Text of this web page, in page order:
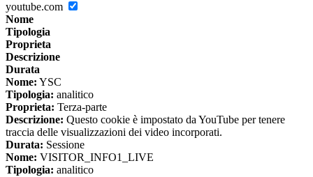
youtube.com
Nome
Tipologia
Proprieta
Descrizione
Durata
Nome: YSC
Tipologia: analitico
Proprieta: Terza-parte
Descrizione: Questo cookie è impostato da YouTube per tenere
traccia delle visualizzazioni dei video incorporati.
Durata: Sessione
Nome: VISITOR_INFO1_LIVE
Tipologia: analitico